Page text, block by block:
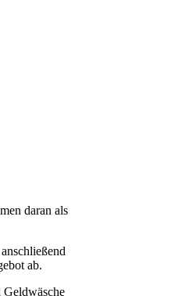
daran als
ab.